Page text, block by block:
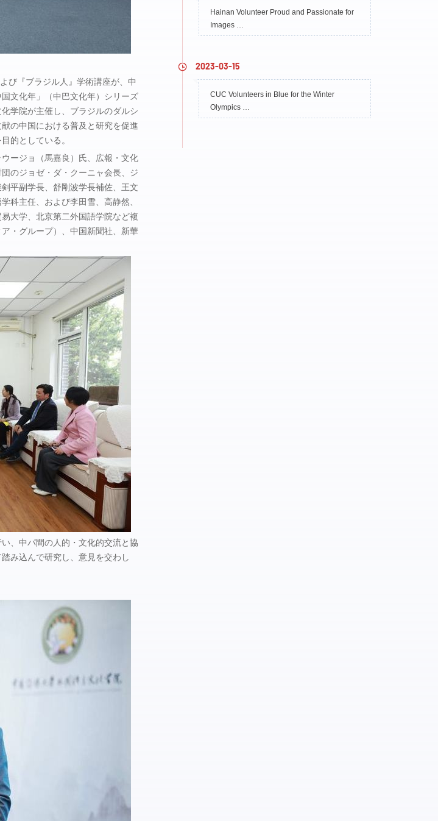
び『ブラジル人』学術講座が、中
文化年」（中巴文化年）シリーズ
学院が主催し、ブラジルのダルシ
の中国における普及と研究を促進
的としている。
ージョ（馬嘉良）氏、広報・文化
のジョゼ・ダ・クーニャ会長、ジ
平副学長、舒剛波学長補佐、王文
科主任、および李田雪、高静然、
大学、北京第二外国語学院など複
・グループ）、中国新聞社、新華
、中パ間の人的・文化的交流と協
み込んで研究し、意見を交わし
Hainan Volunteer Proud and Passionate for
Images …
2023-03-15
CUC Volunteers in Blue for the Winter
Olympics …